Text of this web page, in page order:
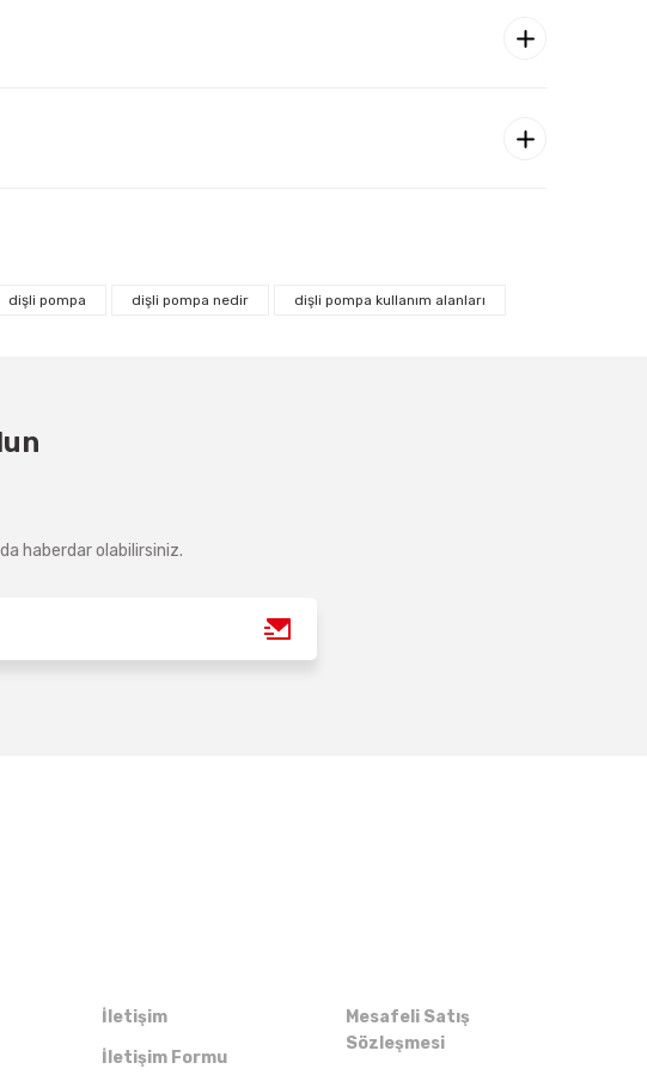
dişli pompa dişli pompa nedir dişli pompa kullanım alanları
haberdar olabilirsiniz.
İletişim
İletişim Formu
Mesafeli Satış
Sözleşmesi